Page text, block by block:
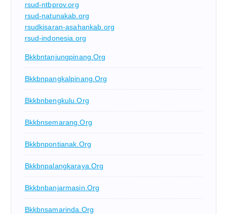
rsud-ntbprov.org
rsud-natunakab.org
rsudkisaran-asahankab.org
rsud-indonesia.org
Bkkbntanjungpinang.org
Bkkbnpangkalpinang.org
Bkkbnbengkulu.org
Bkkbnsemarang.org
Bkkbnpontianak.org
Bkkbnpalangkaraya.org
Bkkbnbanjarmasin.org
Bkkbnsamarinda.org